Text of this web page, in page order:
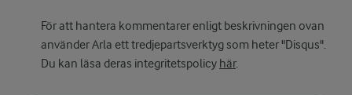
För att hantera kommentarer enligt beskrivningen ovan
använder Arla ett tredjepartsverktyg som heter "Disqus".
Du kan läsa deras integritetspolicy här.